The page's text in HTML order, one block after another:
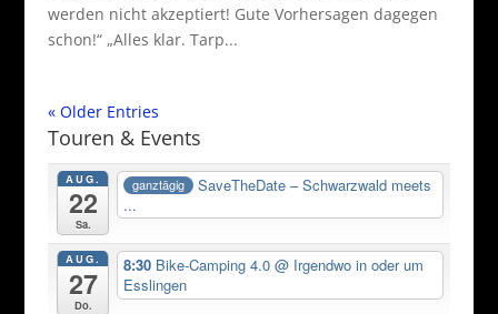
werden nicht akzeptiert! Gute Vorhersagen dagegen
schon!“ „Alles klar. Tarp...
« Older Entries
Touren & Events
AUG.
22
Sa.
ganztägig
SaveTheDate – Schwarzwald meets
...
AUG.
27
Do.
8:30 Bike-Camping 4.0@ Irgendwo in oder um
Esslingen